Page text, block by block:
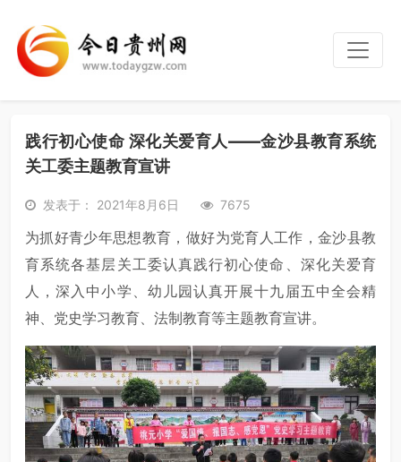
践行初心使命 深化关爱育人——金沙县教育系统
关工委主题教育宣讲
发表于： 2021年8月6日 7675
为抓好青少年思想教育，做好为党育人工作，金沙县教
育系统各基层关工委认真践行初心使命、深化关爱育
人，深入中小学、幼儿园认真开展十九届五中全会精
神、党史学习教育、法制教育等主题教育宣讲。